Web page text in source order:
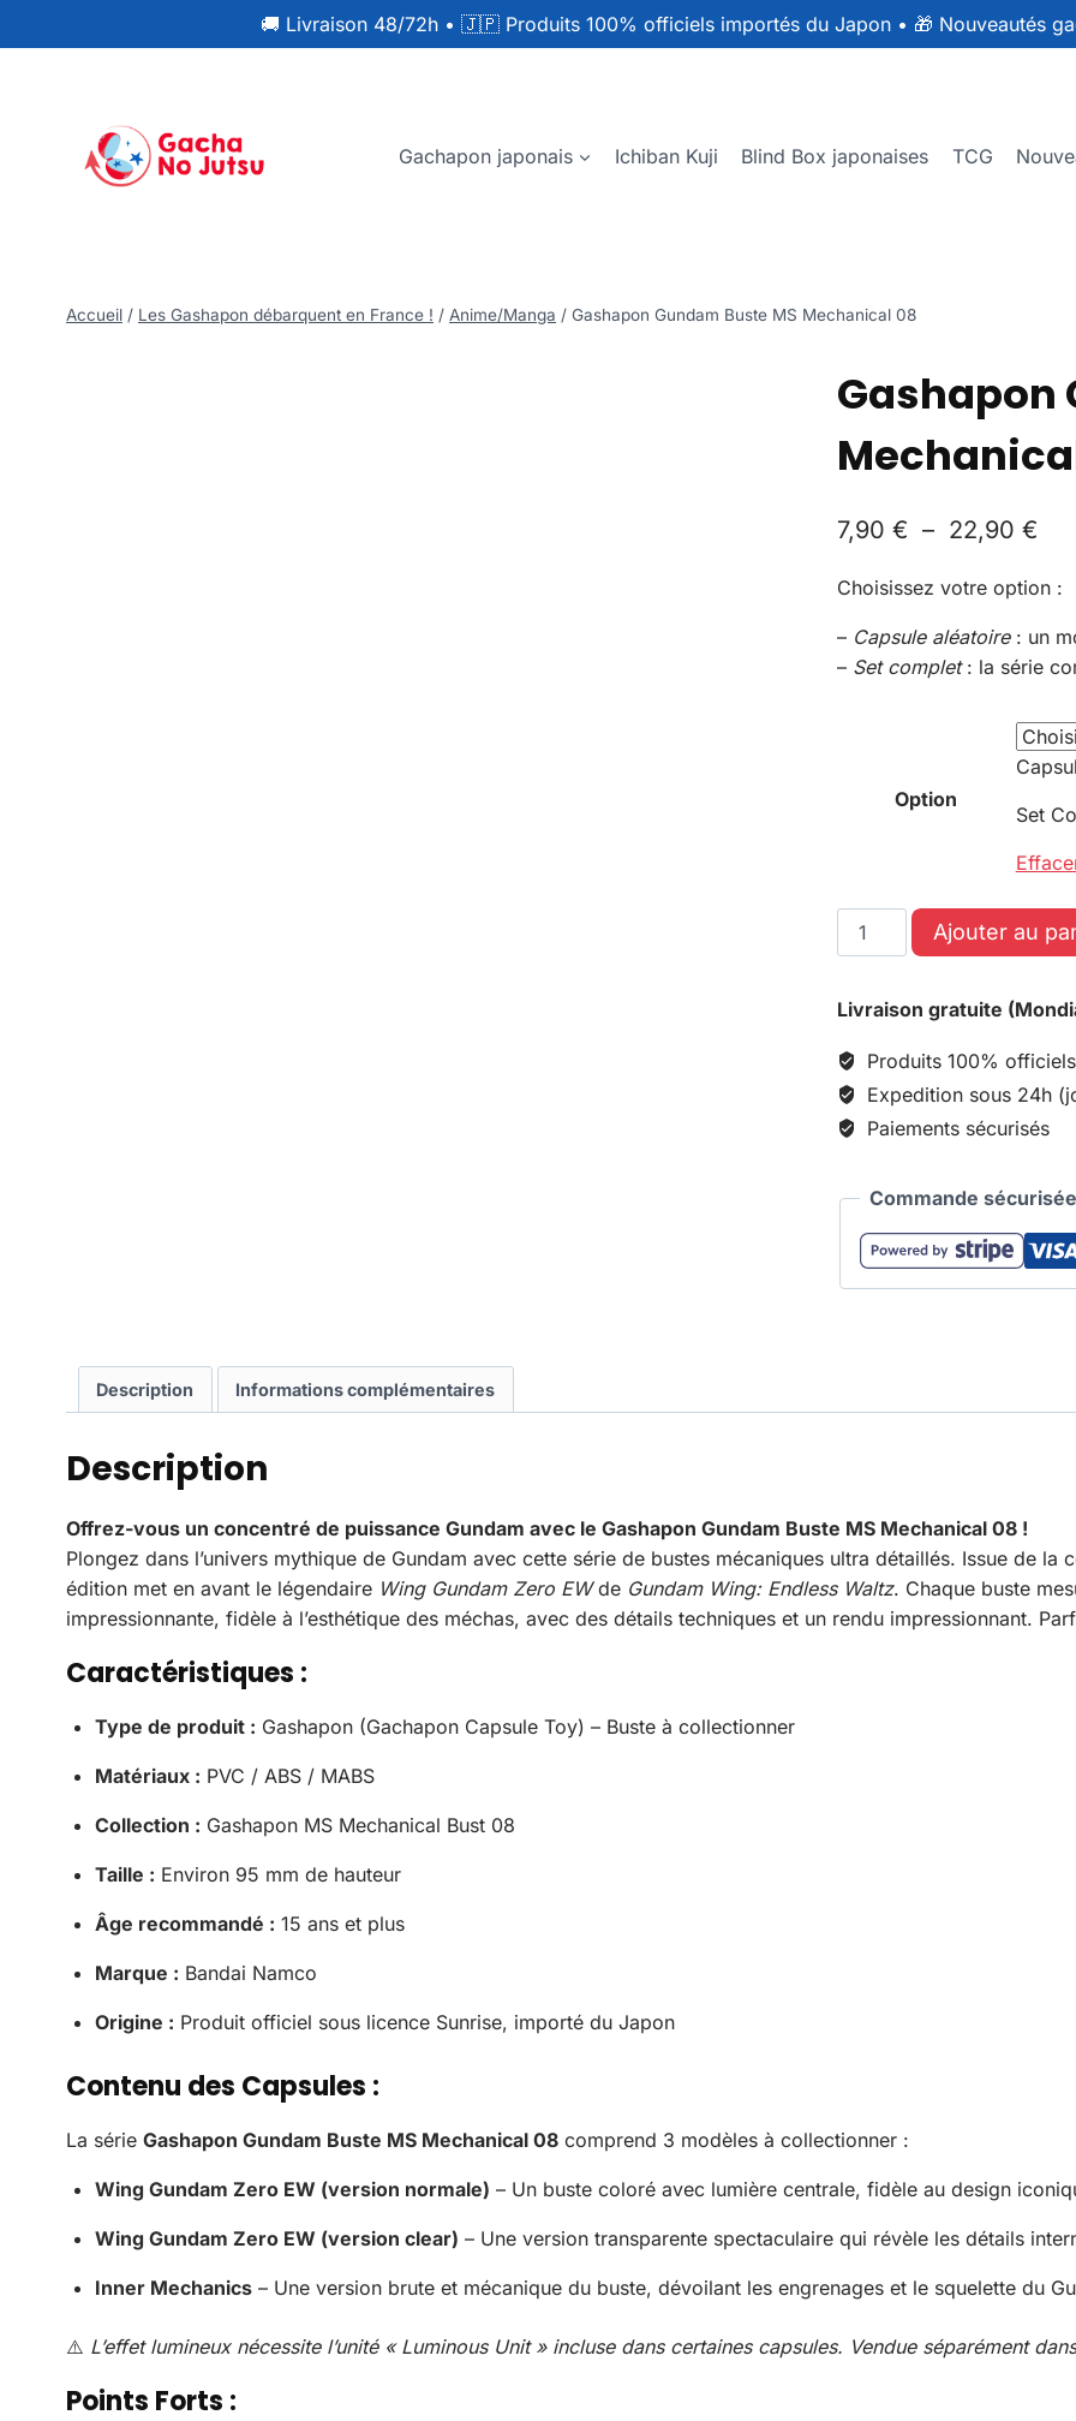
🚚 Livraison 48/72h • 🇯🇵 Produits 100% officiels importés du Japon • 🎁 Nouveautés
Gachapon japonais Ichiban Kuji Blind Box japonaises TCG
Accueil / Les Gashapon débarquent en France ! / Anime/Manga / Gashapon Gundam Buste MS Mechanical 08
Gashapon
7,90 € – 22,90 €
Choisissez votre option :
– Capsule aléatoire: un
– Set complet: la série
Option
Set
Ajouter au
Livraison gratuite
Produits 100% officiels
Expedition sous 24h
Paiements sécurisés
Commande
Description Informations complémentaires
Description
Offrez-vous un concentré de puissance Gundam avec le Gashapon Gundam Buste MS Mechanical 08 !
Plongez dans l’univers mythique de Gundam avec cette série de bustes mécaniques ultra détaillés. Issue de
édition met en avant le légendaire Wing Gundam Zero EWde Gundam Wing: Endless Waltz. Chaque buste
impressionnante, fidèle à l’esthétique des méchas, avec des détails techniques et un rendu impressionnant.
Caractéristiques :
Type de produit : Gashapon (Gachapon Capsule Toy) – Buste à collectionner
Matériaux : PVC / ABS / MABS
Collection : Gashapon MS Mechanical Bust 08
Taille : Environ 95 mm de hauteur
Âge recommandé : 15 ans et plus
Marque : Bandai Namco
Origine : Produit officiel sous licence Sunrise, importé du Japon
Contenu des Capsules :
La série Gashapon Gundam Buste MS Mechanical 08 comprend 3 modèles à collectionner :
Wing Gundam Zero EW (version normale) – Un buste coloré avec lumière centrale, fidèle au design
Wing Gundam Zero EW (version clear) – Une version transparente spectaculaire qui révèle les détails
Inner Mechanics – Une version brute et mécanique du buste, dévoilant les engrenages et le squelette du
⚠️ L’effet lumineux nécessite l’unité « Luminous Unit » incluse dans certaines capsules. Vendue séparément
Points Forts :